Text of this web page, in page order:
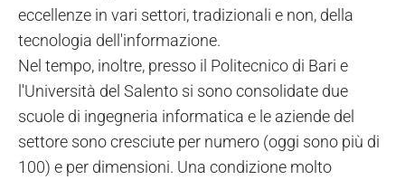
eccellenze in vari settori, tradizionali e non, della
tecnologia dell'informazione.
Nel tempo, inoltre, presso il Politecnico di Bari e
l'Università del Salento si sono consolidate due
scuole di ingegneria informatica e le aziende del
settore sono cresciute per numero (oggi sono più di
100) e per dimensioni. Una condizione molto